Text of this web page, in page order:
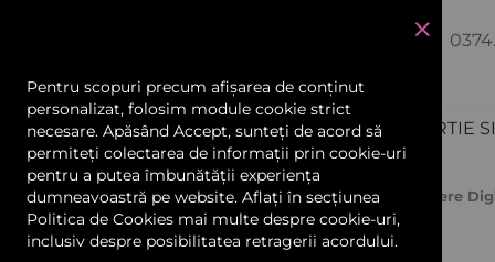
PRODUCTIE PUBLICITARA
Echipamente și Consumabile
Scannere și Imprimante 3D
HARTIE
Pagina Principală JWEI LST03II-0806-RM Masă De Tăiere
Skip
to
închide
Pentru scopuri precum afișarea de conținut
personalizat, folosim module cookie strict
necesare. Apăsând Accept, sunteți de acord să
permiteți colectarea de informații prin cookie-uri
pentru a putea îmbunătății experiența
dumneavoastră pe website. Aflați în secțiunea
Politica de Cookies mai multe despre cookie-uri,
inclusiv despre posibilitatea retragerii acordului.